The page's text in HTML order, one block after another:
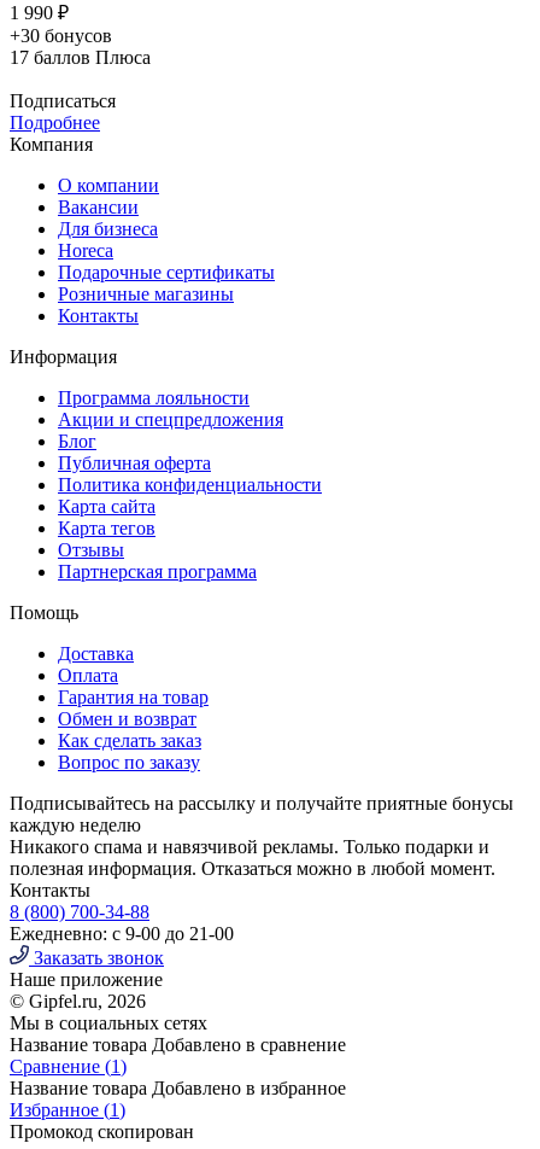
1 990 ₽
+30 бонусов
17 баллов Плюса
Подписаться
Подробнее
Компания
О компании
Вакансии
Для бизнеса
Horeca
Подарочные сертификаты
Розничные магазины
Контакты
Информация
Программа лояльности
Акции и спецпредложения
Блог
Публичная оферта
Политика конфиденциальности
Карта сайта
Карта тегов
Отзывы
Партнерская программа
Помощь
Доставка
Оплата
Гарантия на товар
Обмен и возврат
Как сделать заказ
Вопрос по заказу
Подписывайтесь на рассылку и получайте приятные бонусы
каждую неделю
Никакого спама и навязчивой рекламы. Только подарки и
полезная информация. Отказаться можно в любой момент.
Контакты
8 (800) 700-34-88
Ежедневно: с 9-00 до 21-00
Заказать звонок
Наше приложение
© Gipfel.ru, 2026
Мы в социальных сетях
Название товара Добавлено в сравнение
Сравнение (1)
Название товара Добавлено в избранное
Избранное (1)
Промокод скопирован